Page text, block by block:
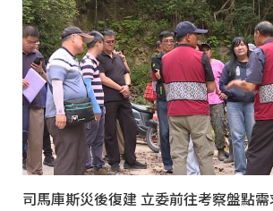
司馬庫斯災後復建 立委前往考察盤點需